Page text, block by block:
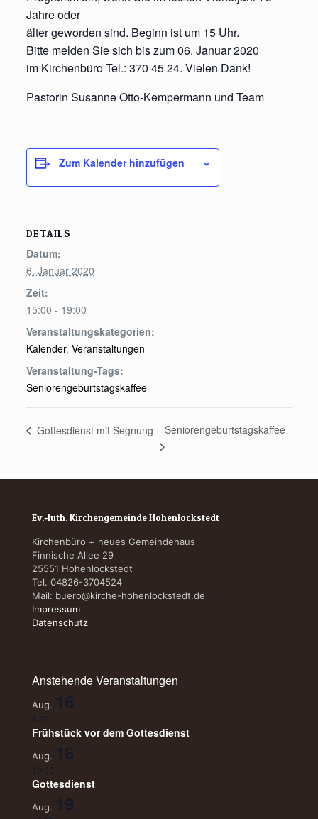
Jahre oder
älter geworden sind. Beginn ist um 15 Uhr.
Bitte melden Sie sich bis zum 06. Januar 2020
im Kirchenbüro Tel.: 370 45 24. Vielen Dank!
Pastorin Susanne Otto-Kempermann und Team
Zum Kalender hinzufügen
DETAILS
Datum:
6. Januar 2020
Zeit:
15:00 - 19:00
Veranstaltungskategorien:
Kalender, Veranstaltungen
Veranstaltung-Tags:
Seniorengeburtstagskaffee
Gottesdienst mit Segnung Seniorengeburtstagskaffee
Ev.-luth. Kirchengemeinde Hohenlockstedt
Kirchenbüro + neues Gemeindehaus
Finnische Allee 29
25551 Hohenlockstedt
Tel. 04826-3704524
Mail: buero@kirche-hohenlockstedt.de
Impressum
Datenschutz
Anstehende Veranstaltungen
Aug. 16
8:30
Frühstück vor dem Gottesdienst
Aug. 16
10:00
Gottesdienst
Aug. 19